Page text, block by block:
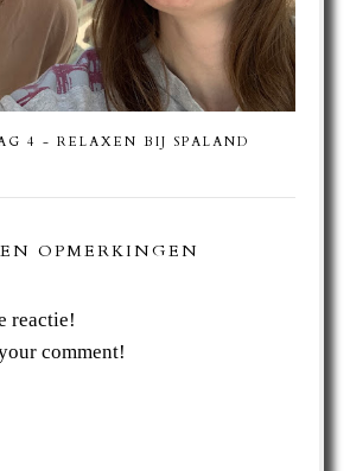
4 - RELAXEN BIJ SPALAND
OPMERKINGEN
reactie!
comment!